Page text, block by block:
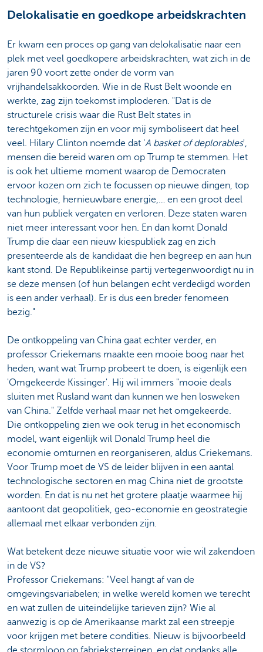
Delokalisatie en goedkope arbeidskrachten
Er kwam een proces op gang van delokalisatie naar een
plek met veel goedkopere arbeidskrachten, wat zich in de
jaren 90 voort zette onder de vorm van
vrijhandelsakkoorden. Wie in de Rust Belt woonde en
werkte, zag zijn toekomst imploderen. "Dat is de
structurele crisis waar die Rust Belt states in
terechtgekomen zijn en voor mij symboliseert dat heel
veel. Hilary Clinton noemde dat 'A basket of deplorables',
mensen die bereid waren om op Trump te stemmen. Het
is ook het ultieme moment waarop de Democraten
ervoor kozen om zich te focussen op nieuwe dingen, top
technologie, hernieuwbare energie,… en een groot deel
van hun publiek vergaten en verloren. Deze staten waren
niet meer interessant voor hen. En dan komt Donald
Trump die daar een nieuw kiespubliek zag en zich
presenteerde als de kandidaat die hen begreep en aan hun
kant stond. De Republikeinse partij vertegenwoordigt nu in
se deze mensen (of hun belangen echt verdedigd worden
is een ander verhaal). Er is dus een breder fenomeen
bezig."
De ontkoppeling van China gaat echter verder, en
professor Criekemans maakte een mooie boog naar het
heden, want wat Trump probeert te doen, is eigenlijk een
'Omgekeerde Kissinger'. Hij wil immers "mooie deals
sluiten met Rusland want dan kunnen we hen losweken
van China." Zelfde verhaal maar net het omgekeerde.
Die ontkoppeling zien we ook terug in het economisch
model, want eigenlijk wil Donald Trump heel die
economie omturnen en reorganiseren, aldus Criekemans.
Voor Trump moet de VS de leider blijven in een aantal
technologische sectoren en mag China niet de grootste
worden. En dat is nu net het grotere plaatje waarmee hij
aantoont dat geopolitiek, geo-economie en geostrategie
allemaal met elkaar verbonden zijn.
Wat betekent deze nieuwe situatie voor wie wil zakendoen
in de VS?
Professor Criekemans: "Veel hangt af van de
omgevingsvariabelen; in welke wereld komen we terecht
en wat zullen de uiteindelijke tarieven zijn? Wie al
aanwezig is op de Amerikaanse markt zal een streepje
voor krijgen met betere condities. Nieuw is bijvoorbeeld